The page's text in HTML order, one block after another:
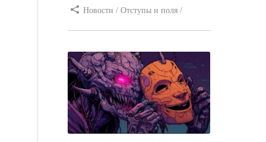
Новости / Отступы и поля /
/ Текст / Цвет / Видео уроки